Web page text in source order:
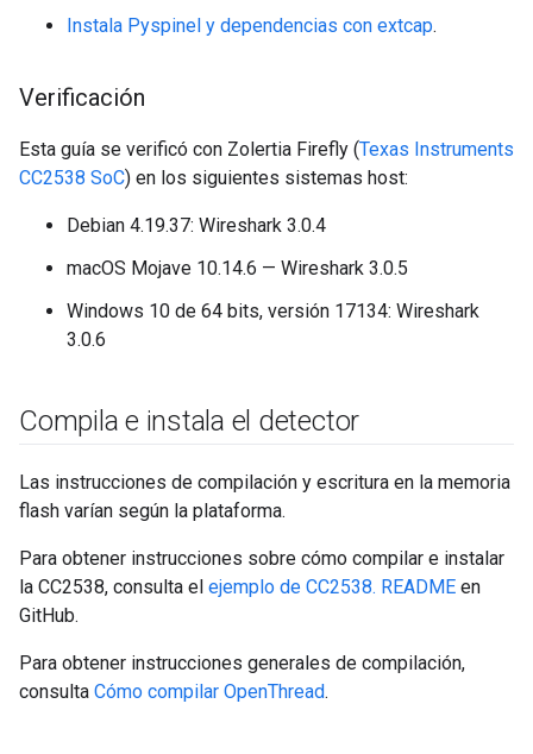
Instala Pyspinel y dependencias con extcap.
Verificación
Esta guía se verificó con Zolertia Firefly (Texas Instruments
CC2538 SoC) en los siguientes sistemas host:
Debian 4.19.37: Wireshark 3.0.4
macOS Mojave 10.14.6 — Wireshark 3.0.5
Windows 10 de 64 bits, versión 17134: Wireshark
3.0.6
Compila e instala el detector
Las instrucciones de compilación y escritura en la memoria
flash varían según la plataforma.
Para obtener instrucciones sobre cómo compilar e instalar
la CC2538, consulta el ejemplo de CC2538. README en
GitHub.
Para obtener instrucciones generales de compilación,
consulta Cómo compilar OpenThread.